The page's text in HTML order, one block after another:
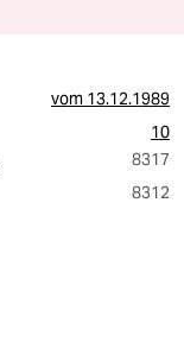
vom 13.12.1989
10
8317
8312